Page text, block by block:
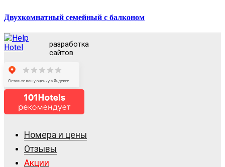
Двухкомнатный семейный с балконом
разработка
сайтов
Номера и цены
Отзывы
Акции